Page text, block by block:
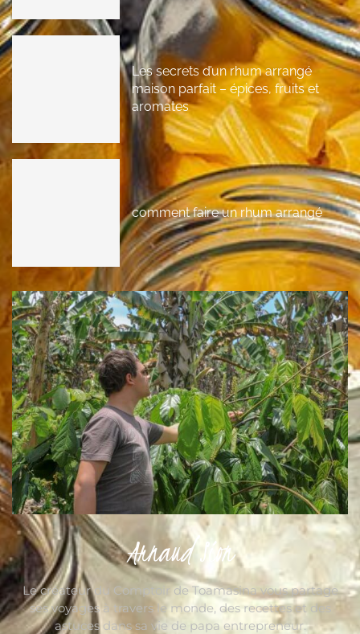
Les secrets d’un rhum arrangé
maison parfait – épices, fruits et
aromates
comment faire un rhum arrangé
Arnaud Sion
Le créateur du Comptoir de Toamasina vous partage
ses voyages à travers le monde, des recettes et des
astuces dans sa vie de papa entrepreneur.